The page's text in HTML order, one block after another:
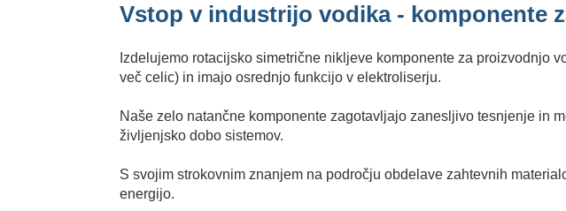
Vstop v industrijo vodika - komponente
Izdelujemo rotacijsko simetrične nikljeve komponente za proizvodnjo
več celic) in imajo osrednjo funkcijo v elektroliserju.
Naše zelo natančne komponente zagotavljajo zanesljivo tesnjenje in
življenjsko dobo sistemov.
S svojim strokovnim znanjem na področju obdelave zahtevnih
energijo.